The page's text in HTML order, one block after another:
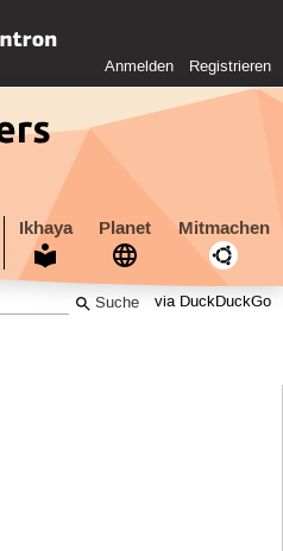
Anmelden Registrieren
Ikhaya Planet Mitmachen
via DuckDuckGo